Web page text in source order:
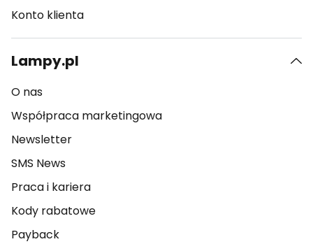
Konto klienta
Lampy.pl
O nas
Współpraca marketingowa
Newsletter
SMS News
Praca i kariera
Kody rabatowe
Payback